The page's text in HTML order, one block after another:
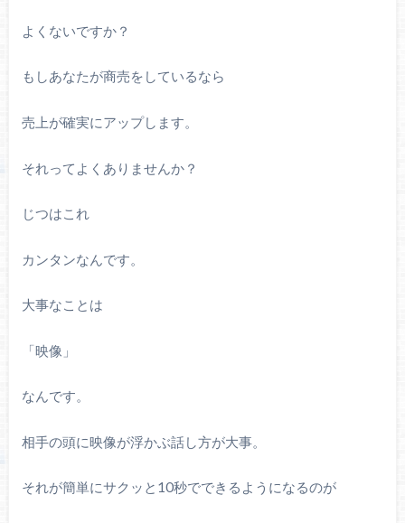
よくないですか？
もしあなたが商売をしているなら
売上が確実にアップします。
それってよくありませんか？
じつはこれ
カンタンなんです。
大事なことは
「映像」
なんです。
相手の頭に映像が浮かぶ話し方が大事。
それが簡単にサクッと 10秒でできるようになるのが